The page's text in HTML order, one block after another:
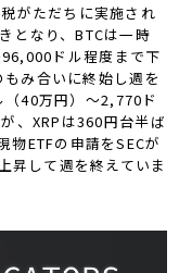
がただちに実施され
となり、BTCは一時
ドル程度まで下
み合いに終始し週を
40万円）～2,770ド
、XRPは360円台半ば
物ETFの申請をSECが
昇して週を終えていま